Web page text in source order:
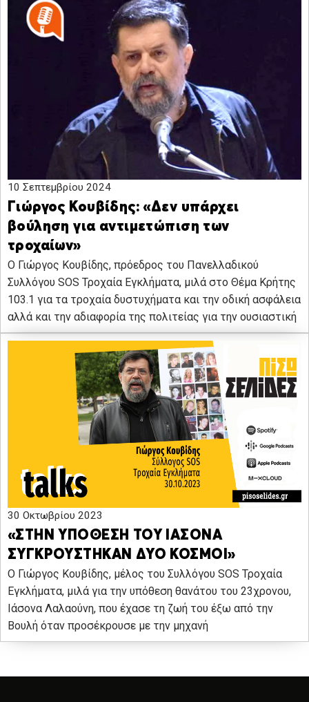
10 Σεπτεμβρίου 2024
Γιώργος Κουβίδης: «Δεν υπάρχει
βούληση για αντιμετώπιση των
τροχαίων»
Ο Γιώργος Κουβίδης, πρόεδρος του Πανελλαδικού
Συλλόγου SOS Τροχαία Εγκλήματα, μιλά στο Θέμα Κρήτης
103.1 για τα τροχαία δυστυχήματα και την οδική ασφάλεια
αλλά και την αδιαφορία της πολιτείας για την ουσιαστική
30 Οκτωβρίου 2023
«ΣΤΗΝ ΥΠΟΘΕΣΗ ΤΟΥ ΙΑΣΟΝΑ
ΣΥΓΚΡΟΥΣΤΗΚΑΝ ΔΥΟ ΚΟΣΜΟΙ»
Ο Γιώργος Κουβίδης, μέλος του Συλλόγου SOS Τροχαία
Εγκλήματα, μιλά για την υπόθεση θανάτου του 23χρονου,
Ιάσονα Λαλαούνη, που έχασε τη ζωή του έξω από την
Βουλή όταν προσέκρουσε με την μηχανή